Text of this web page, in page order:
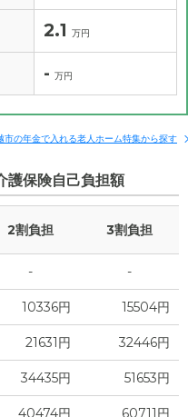
2.1 万円
- 万円
市の年金で入れる老人ホーム特集から探す
護保険自己負担額
2割負担 3割負担
- -
10336円 15504円
21631円 32446円
34435円 51653円
40474円 60711円